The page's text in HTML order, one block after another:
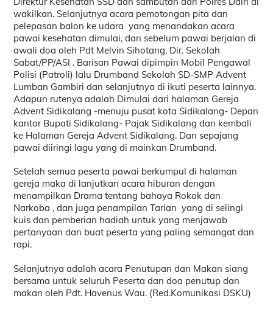
wakilkan. Selanjutnya acara pemotongan pita dan
pelepasan balon ke udara yang menandakan acara
pawai kesehatan dimulai, dan sebelum pawai berjalan di
awali doa oleh Pdt Melvin Sihotang, Dir. Sekolah
Sabat/PP/ASI . Barisan Pawai dipimpin Mobil Pengawal
Polisi (Patroli) lalu Drumband Sekolah SD-SMP Advent
Lumban Gambiri dan selanjutnya di ikuti peserta lainnya.
Adapun rutenya adalah Dimulai dari halaman Gereja
Advent Sidikalang -menuju pusat kota Sidikalang- Depan
kantor Bupati Sidikalang- Pajak Sidikalang dan kembali
ke Halaman Gereja Advent Sidikalang. Dan sepajang
pawai diiringi lagu yang di mainkan Drumband.
Setelah semua peserta pawai berkumpul di halaman
gereja maka di lanjutkan acara hiburan dengan
menampilkan Drama tentang bahaya Rokok dan
Narkoba , dan juga penampilan Tarian yang di selingi
kuis dan pemberian hadiah untuk yang menjawab
pertanyaan dan buat peserta yang paling semangat dan
rapi.
Selanjutnya adalah acara Penutupan dan Makan siang
bersama untuk seluruh Peserta dan doa penutup dan
makan oleh Pdt. Havenus Wau. (Red.Komunikasi DSKU)